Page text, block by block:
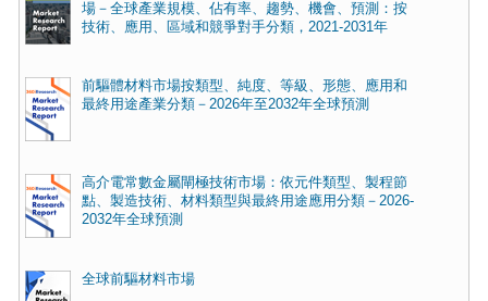
場－全球產業規模、佔有率、趨勢、機會、預測：按
技術、應用、區域和競爭對手分類，2021-2031年
前驅體材料市場按類型、純度、等級、形態、應用和
最終用途產業分類－2026年至2032年全球預測
高介電常數金屬閘極技術市場：依元件類型、製程節
點、製造技術、材料類型與最終用途應用分類－2026-
2032年全球預測
全球前驅材料市場